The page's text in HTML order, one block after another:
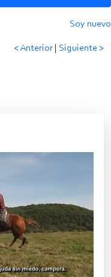
Soy nuevo
< Anterior Siguiente >